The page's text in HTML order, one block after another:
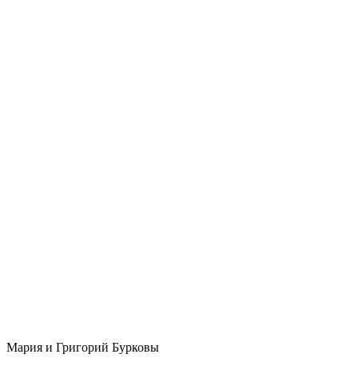
Мария и Григорий Бурковы